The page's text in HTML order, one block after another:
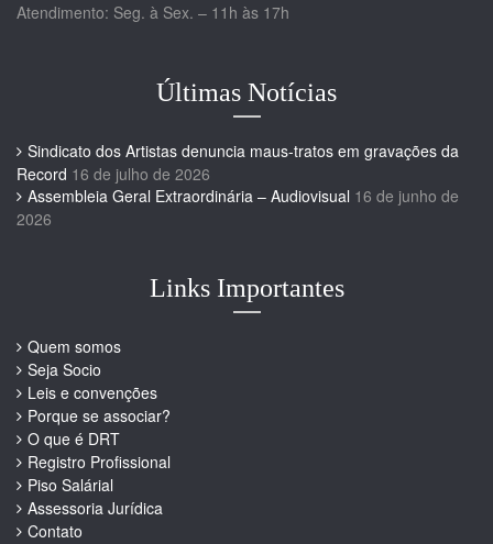
Atendimento: Seg. à Sex. – 11h às 17h
Últimas Notícias
Sindicato dos Artistas denuncia maus-tratos em gravações da
Record 16 de julho de 2026
Assembleia Geral Extraordinária – Audiovisual 16 de junho de
2026
Links Importantes
Quem somos
Seja Socio
Leis e convenções
Porque se associar?
O que é DRT
Registro Profissional
Piso Salárial
Assessoria Jurídica
Contato